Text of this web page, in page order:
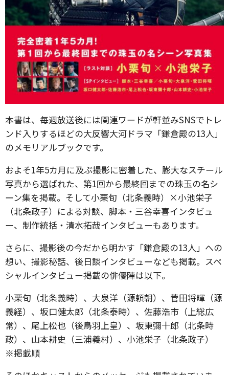
本書は、毎週放送後には関連ワードが軒並みSNSでトレ
ンド入りするほどの大反響大河ドラマ「鎌倉殿の13人」
のメモリアルブックです。
およそ1年5カ月に及ぶ撮影に密着した、膨大なスチール
写真から選ばれた、第1回から最終回までの珠玉の名シ
ーン集を掲載。そして小栗旬（北条義時）×小池栄子
（北条政子）による対談、脚本・三谷幸喜インタビュ
ー、制作統括・清水拓哉インタビューもあります。
さらに、撮影後の今だから明かす「鎌倉殿の13人」への
想い、撮影秘話、後日談インタビューなども掲載。スペ
シャルインタビュー掲載の俳優陣は以下。
小栗旬（北条義時）、大泉洋（源頼朝）、菅田将暉（源
義経）、坂口健太郎（北条泰時）、佐藤浩市（上総広
常）、尾上松也（後鳥羽上皇）、坂東彌十郎（北条時
政）、山本耕史（三浦義村）、小池栄子（北条政子）
※掲載順